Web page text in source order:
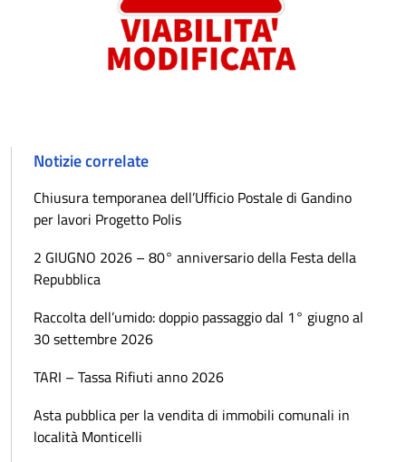
Notizie correlate
Chiusura temporanea dell’Ufficio Postale di Gandino
per lavori Progetto Polis
2 GIUGNO 2026 – 80° anniversario della Festa della
Repubblica
Raccolta dell’umido: doppio passaggio dal 1° giugno al
30 settembre 2026
TARI – Tassa Rifiuti anno 2026
Asta pubblica per la vendita di immobili comunali in
località Monticelli